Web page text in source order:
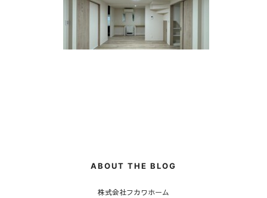
ABOUT THE BLOG
株式会社フカワホーム